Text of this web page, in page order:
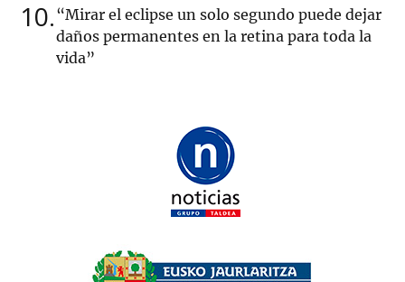
10 “Mirar el eclipse un solo segundo puede dejar
daños permanentes en la retina para toda la
vida”